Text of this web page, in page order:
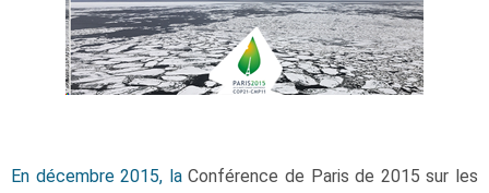
En décembre 2015, laConférence de Paris de 2015 sur les